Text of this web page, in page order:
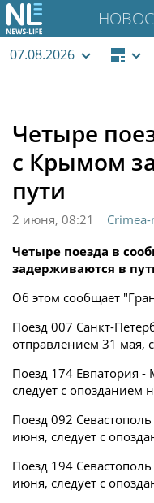
07.08.2026
Четыре
с Крымом
пути
2 июня, 08:21
Четыре поезда в
задерживаются в
Об этом сообщает
Поезд 007 Санкт-
отправлением 31 мая,
Поезд 174 Евпатория
следует с опозданием
Поезд 092
июня, следует с
Поезд 194
июня, следует с